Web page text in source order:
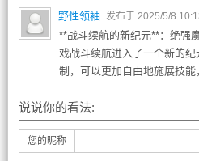
野性领袖 发布于 2025/5/8
**战斗续航的新纪元**：绝强
戏战斗续航进入了一个新的
制，可以更加自由地施展技能
说说你的看法:
您的昵称